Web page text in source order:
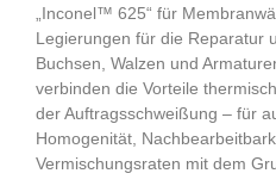
„Inconel™ 625“ für
Legierungen für die Reparatur
Buchsen, Walzen und
verbinden die Vorteile
der Auftragsschweißung – für
Homogenität,
Vermischungsraten mit dem